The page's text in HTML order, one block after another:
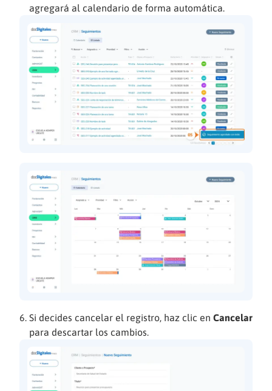
agregará al calendario de forma automática.
Si decides cancelar el registro, haz clic en Cancelar
para descartar los cambios.